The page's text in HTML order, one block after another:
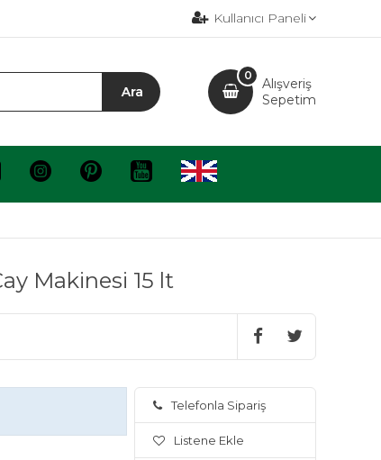
Kullanıcı Paneli
Alışveriş
Sepetim
0
Makinesi 15 lt
Telefonla Sipariş
Listene Ekle